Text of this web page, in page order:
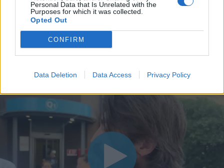
Personal Data that Is Unrelated with the
Purposes for which it was collected.
Opted Out
CONFIRM
Data Deletion Data Access Privacy Policy